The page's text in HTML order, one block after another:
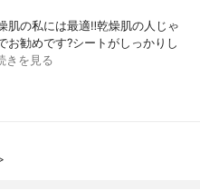
肌の私には最適‼️乾燥肌の人じゃ
お勧めです?シートがしっかりし
きを見る